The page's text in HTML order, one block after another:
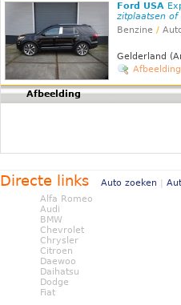
Ford USA
zitplaatsen of
Benzine /
Gelderland
Afbeelding
Directe links Auto zoeken |
Alfa Romeo
Audi
BMW
Chevrolet
Chrysler
Citroen
Daewoo
Daihatsu
Dodge
Fiat